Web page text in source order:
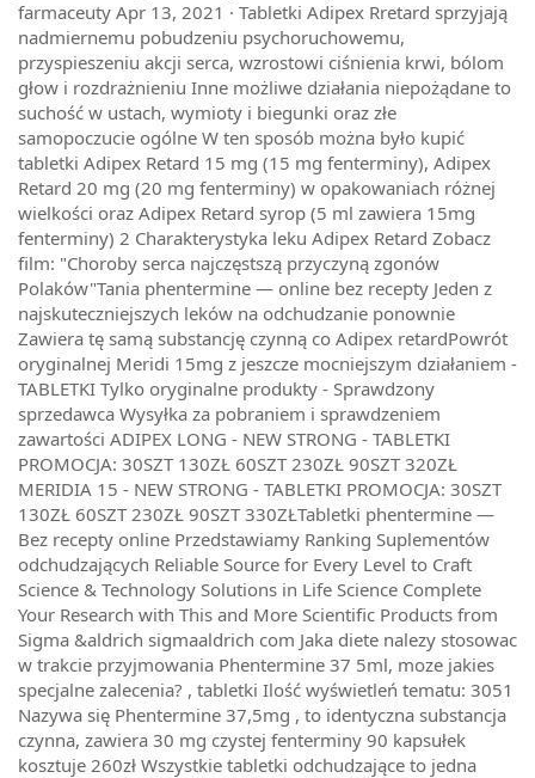
farmaceuty Apr 13, 2021 · Tabletki Adipex Rretard sprzyjają
nadmiernemu pobudzeniu psychoruchowemu,
przyspieszeniu akcji serca, wzrostowi ciśnienia krwi, bólom
głow i rozdrażnieniu Inne możliwe działania niepożądane to
suchość w ustach, wymioty i biegunki oraz złe
samopoczucie ogólne W ten sposób można było kupić
tabletki Adipex Retard 15 mg (15 mg fenterminy), Adipex
Retard 20 mg (20 mg fenterminy) w opakowaniach różnej
wielkości oraz Adipex Retard syrop (5 ml zawiera 15mg
fenterminy) 2 Charakterystyka leku Adipex Retard Zobacz
film: "Choroby serca najczęstszą przyczyną zgonów
Polaków"Tania phentermine — online bez recepty Jeden z
najskuteczniejszych leków na odchudzanie ponownie
Zawiera tę samą substancję czynną co Adipex retardPowrót
oryginalnej Meridi 15mg z jeszcze mocniejszym działaniem -
TABLETKI Tylko oryginalne produkty - Sprawdzony
sprzedawca Wysyłka za pobraniem i sprawdzeniem
zawartości ADIPEX LONG - NEW STRONG - TABLETKI
PROMOCJA: 30SZT 130ZŁ 60SZT 230ZŁ 90SZT 320ZŁ
MERIDIA 15 - NEW STRONG - TABLETKI PROMOCJA: 30SZT
130ZŁ 60SZT 230ZŁ 90SZT 330ZŁTabletki phentermine —
Bez recepty online Przedstawiamy Ranking Suplementów
odchudzających Reliable Source for Every Level to Craft
Science & Technology Solutions in Life Science Complete
Your Research with This and More Scientific Products from
Sigma &aldrich sigmaaldrich com Jaka diete nalezy stosowac
w trakcie przyjmowania Phentermine 37 5ml, moze jakies
specjalne zalecenia? , tabletki Ilość wyświetleń tematu: 3051
Nazywa się Phentermine 37,5mg , to identyczna substancja
czynna, zawiera 30 mg czystej fenterminy 90 kapsułek
kosztuje 260zł Wszystkie tabletki odchudzające to jedna